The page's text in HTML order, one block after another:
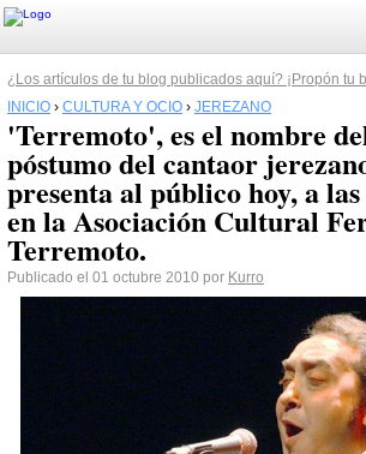
¿Los artículos de tu blog publicados aquí? ¡Propón tu
INICIO › CULTURA Y OCIO › JEREZANO
'Terremoto', es el nombre
póstumo del cantaor
presenta al público hoy, a
en la Asociación Cultural
Terremoto.
Publicado el 01 octubre 2010 por Kurro